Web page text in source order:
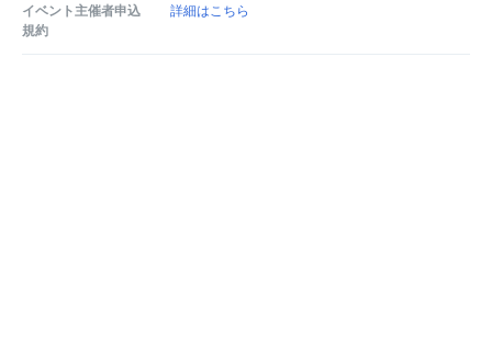
イベント主催者申込
規約
詳細はこちら